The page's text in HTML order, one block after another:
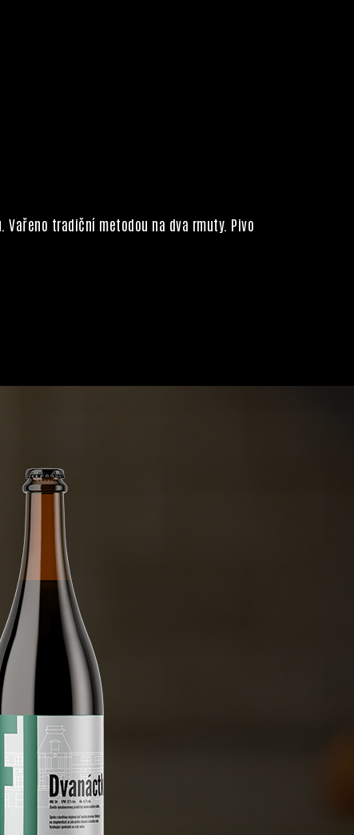
tradiční metodou na dva rmuty. Pivo